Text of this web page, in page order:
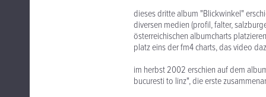
dieses dritte album "Blickwinkel"
diversen medien (profil, falter,
österreichischen albumcharts
platz eins der fm4 charts, das video
im herbst 2002 erschien auf dem
bucuresti to linz", die erste